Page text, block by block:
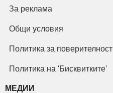
За реклама
Общи условия
Политика за поверителност
Политика на 'Бисквитките'
МЕДИИ